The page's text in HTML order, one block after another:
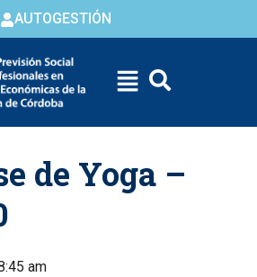
AUTOGESTIÓN
de Yoga –
am